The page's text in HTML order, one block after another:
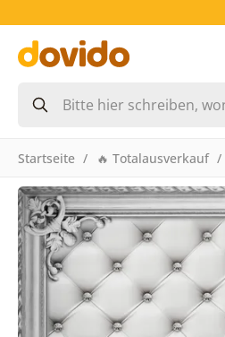
Startseite 🔥 Totalausverkauf